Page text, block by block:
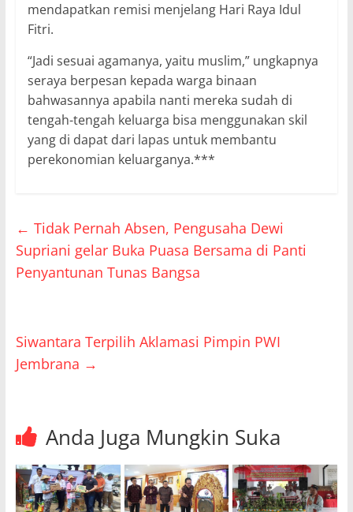
mendapatkan remisi menjelang Hari Raya Idul
Fitri.
“Jadi sesuai agamanya, yaitu muslim,” ungkapnya
seraya berpesan kepada warga binaan
bahwasannya apabila nanti mereka sudah di
tengah-tengah keluarga bisa menggunakan skil
yang di dapat dari lapas untuk membantu
perekonomian keluarganya.***
← Tidak Pernah Absen, Pengusaha Dewi
Supriani gelar Buka Puasa Bersama di Panti
Penyantunan Tunas Bangsa
Siwantara Terpilih Aklamasi Pimpin PWI
Jembrana →
Anda Juga Mungkin Suka